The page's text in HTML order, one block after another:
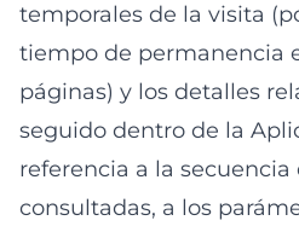
temporales de la visita
tiempo de permanencia
páginas) y los detalles
seguido dentro de la
referencia a la secuencia
consultadas, a los